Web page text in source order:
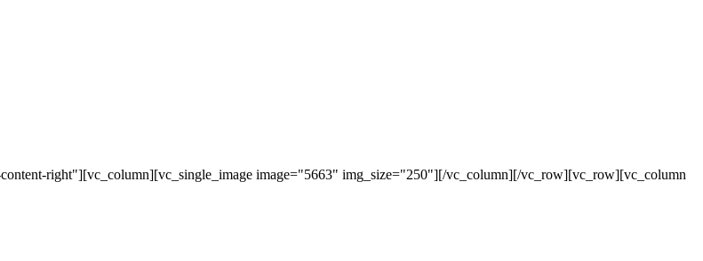
right"][vc_column][vc_single_image image="5663" img_size="250"][/vc_column][/vc_row][vc_row][vc_column